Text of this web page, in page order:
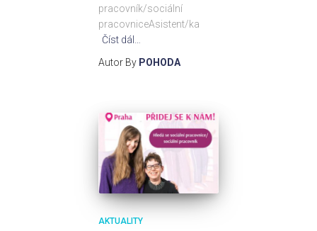
pracovník/sociální
pracovniceAsistent/ka
Číst dál…
Autor By POHODA
AKTUALITY